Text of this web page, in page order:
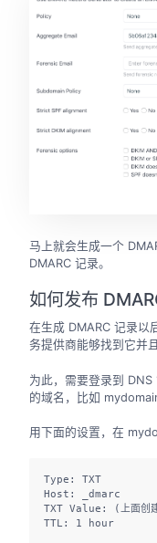
马上就会生成一个
DMARC 记录。
如何发布
在生成 DMARC 记录以
务提供商能够找到它并
为此，需要登录到
的域名，比如
用下面的设置，在
Type: TXT
Host: _dmarc
TXT Value: (上面创
TTL: 1 hour